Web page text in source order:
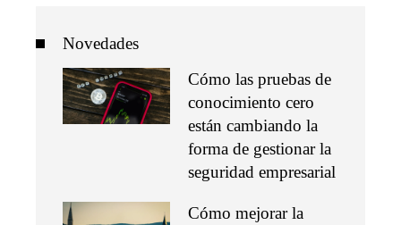
Novedades
Cómo las pruebas de
conocimiento cero
están cambiando la
forma de gestionar la
seguridad empresarial
Cómo mejorar la